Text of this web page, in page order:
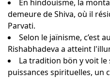
En hindouisme, la
demeure de Shiva, où il
Parvati.
Selon le jaïnisme, c’est
Rishabhadeva a atteint
La tradition bön y voit le
puissances spirituelles, un